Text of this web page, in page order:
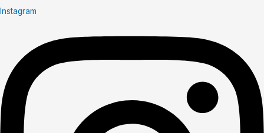
Instagram